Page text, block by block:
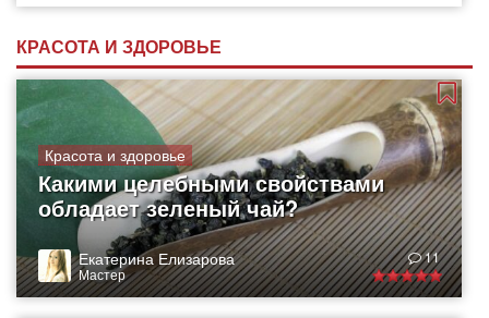
КРАСОТА И ЗДОРОВЬЕ
Красота и здоровье
Какими целебными свойствами
обладает зеленый чай?
Екатерина Елизарова
Мастер
11